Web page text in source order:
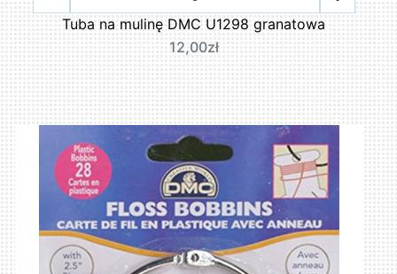
Tuba na mulinę DMC U1298 granatowa
12,00zł